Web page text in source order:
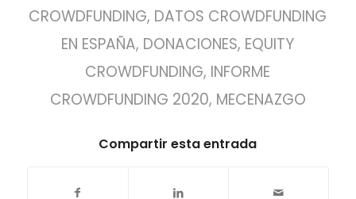
CROWDFUNDING, DATOS CROWDFUNDING
EN ESPAÑA, DONACIONES, EQUITY
CROWDFUNDING, INFORME
CROWDFUNDING 2020, MECENAZGO
Compartir esta entrada